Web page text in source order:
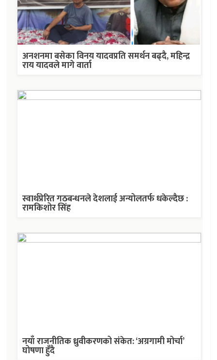
अनशनमा बसेका विनय यादवप्रति समर्थन बढ्दै, महिन्द्र
राय यादवले मागे वार्ता
स्वार्थप्रेरित गठबन्धनले देशलाई अन्योलतर्फ धकेल्दैछ :
रामकिशोर सिंह
नयाँ राजनीतिक ध्रुवीकरणको संकेत: ‘अग्रगामी मोर्चा’
घोषणा हुँदै